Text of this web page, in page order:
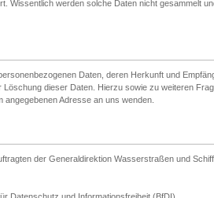
Wissentlich werden solche Daten nicht gesammelt
Daten, deren Herkunft und
dieser Daten. Hierzu sowie zu weiteren
Adresse an uns wenden.
der Generaldirektion Wasserstraßen und